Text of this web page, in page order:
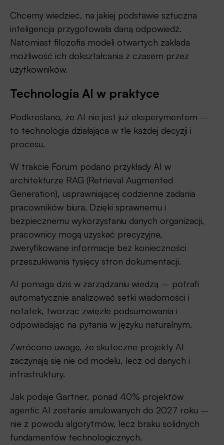
Chcemy wiedzieć, na jakiej podstawie sztuczna
inteligencja przygotowała daną odpowiedź.
Natomiast filozofia modeli otwartych zakłada
możliwość ich dokształcania z czasem przez
użytkowników.
Technologia AI w praktyce
Podkreślano, że AI nie jest już eksperymentem –
to technologia działająca w tle każdej decyzji i
procesu.
W trakcie Forum podano przykłady AI w
architekturze RAG (Retrieval Augmented
Generation), usprawniającej codzienne zadania
pracowników biura. Dzięki sprawnemu i
bezpiecznemu wykorzystaniu danych organizacji,
pracownicy mogą uzyskać precyzyjne,
zweryfikowane informacje bez konieczności
przeszukiwania tysięcy stron dokumentacji.
AI pomaga dziś w zarządzaniu wiedzą – potrafi
automatycznie analizować setki wiadomości i
notatek, tworząc zwięzłe podsumowania i
odpowiadając na pytania w języku naturalnym.
Zwrócono uwagę, że skuteczne projekty AI
zaczynają się nie od modelu, lecz od danych i
infrastruktury.
Jak podaje Gartner, ponad 40% projektów
agentic AI zostanie anulowanych do 2027 roku –
nie z powodu algorytmów, lecz braku solidnych
fundamentów technologicznych.